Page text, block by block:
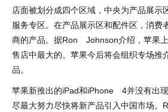
店面被划分成四个区域，中央为产品展
服务专区。在产品展示区和配件区，消
商的产品。据Ron Johnson介绍，苹果
售店中最大的。苹果今后将会组织专场推
品。
苹果新推出的iPad和iPhone 4并没有出
尽最大努力尽快将新产品引入中国市场